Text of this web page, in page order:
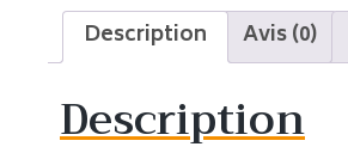
Description Avis (0)
Description